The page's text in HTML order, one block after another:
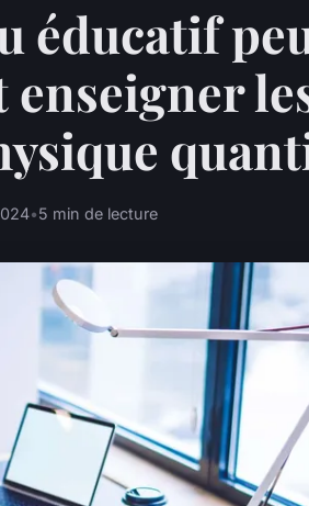
éducatif
•5 min de lecture